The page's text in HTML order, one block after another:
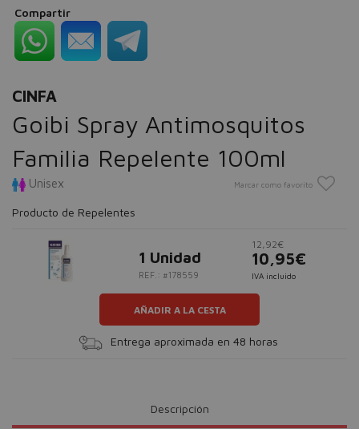
Compartir
CINFA
Goibi Spray Antimosquitos
Familia Repelente 100ml
Unisex Marcar como favorito
Producto de Repelentes
1 Unidad
REF.: #178559
12,92€
10,95€
IVA incluido
AÑADIR A LA CESTA
Entrega aproximada en 48 horas
Descripción